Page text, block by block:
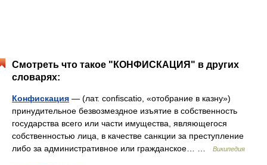
Смотреть что такое "КОНФИСКАЦИЯ" в других
словарях:
Конфискация — (лат. confiscatio, «отобрание в казну»)
принудительное безвозмездное изъятие в собственность
государства всего или части имущества, являющегося
собственностью лица, в качестве санкции за преступление
либо за административное или гражданское… …
Википедия